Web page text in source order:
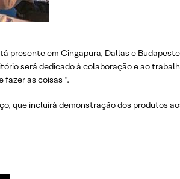
presente em Cingapura, Dallas e
será dedicado à colaboração e ao
as coisas ”.
que incluirá demonstração dos produtos